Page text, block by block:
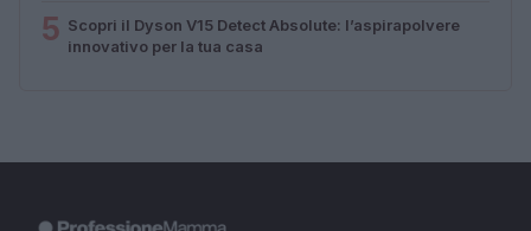
5 Scopri il Dyson V15 Detect Absolute: l’aspirapolvere
innovativo per la tua casa